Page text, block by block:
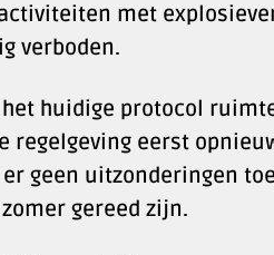
met
verboden.
het huidige protocol
regelgeving eerst
geen uitzonderingen
gereed zijn.